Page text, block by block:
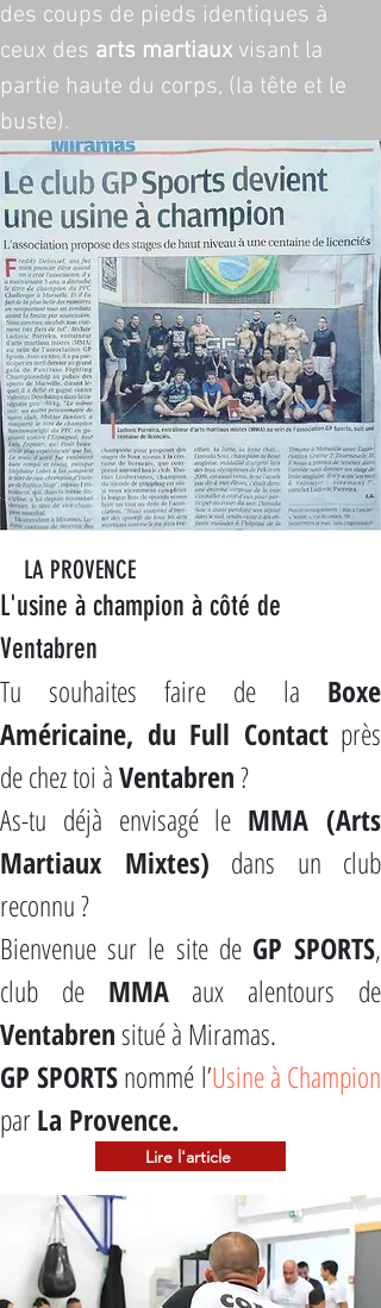
des coups de pieds identiques à
ceux des arts martiaux visant la
partie haute du corps, (la tête et le
buste).
LA PROVENCE
L'usine à champion à côté de
Ventabren
Tu souhaites faire de la Boxe
Américaine, du Full Contact près
de chez toi à Ventabren ?
As-tu déjà envisagé le MMA (Arts
Martiaux Mixtes) dans un club
reconnu ?
Bienvenue sur le site de GP SPORTS,
club de MMA
Ventabren situé à Miramas.
GP SPORTS nommé l’Usine à Champion
par La Provence.
Lire l'article